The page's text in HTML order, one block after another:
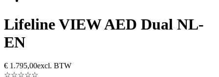
Lifeline VIEW AED Dual NL-
EN
€ 1.795,00excl. BTW
☆☆☆☆☆